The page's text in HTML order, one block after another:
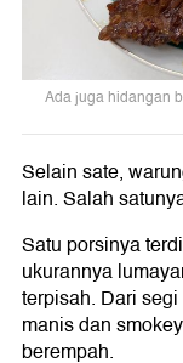
Ada juga hidangan
Selain sate,
lain. Salah
Satu porsinya
ukurannya
terpisah. Dari
manis dan
berempah.